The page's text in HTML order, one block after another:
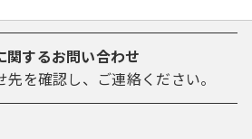
同意することができない場合
ご利用いただくことができ
閲覧のみについても、この規
のとみなします。
するお問い合わせ
を確認し、ご連絡ください。